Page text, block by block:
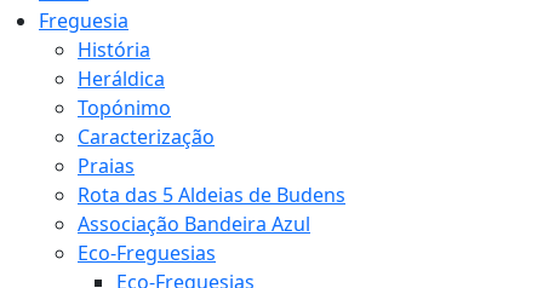
Freguesia
História
Heráldica
Topónimo
Caracterização
Praias
Rota das 5 Aldeias de Budens
Associação Bandeira Azul
Eco-Freguesias
Eco-Freguesias